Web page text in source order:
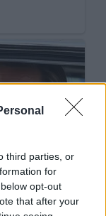
third parties, or
for
opt-out
that after your